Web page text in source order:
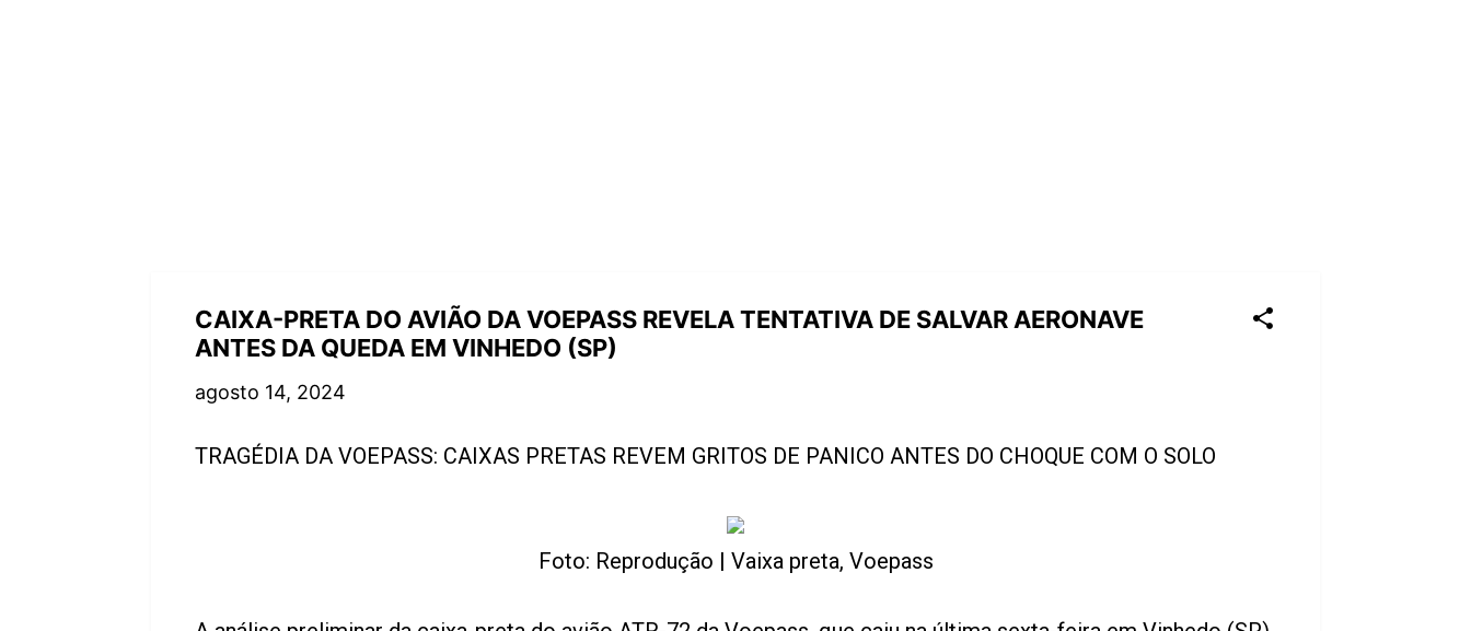
CAIXA-PRETA DO AVIÃO DA VOEPASS REVELA TENTATIVA DE SALVAR AERONAVE
ANTES DA QUEDA EM VINHEDO (SP)
agosto 14, 2024
TRAGÉDIA DA VOEPASS: CAIXAS PRETAS REVEM GRITOS DE PANICO ANTES DO CHOQUE COM O SOLO
Foto: Reprodução | Vaixa preta, Voepass